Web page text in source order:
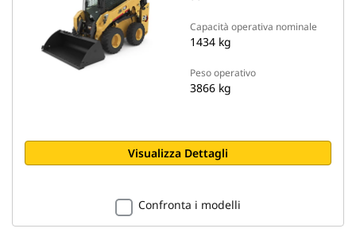
Capacità operativa nominale
1434 kg
Peso operativo
3866 kg
Visualizza Dettagli
Confronta i modelli